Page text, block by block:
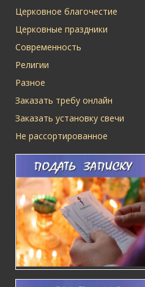
Церковное благочестие
Церковные праздники
Современность
Религии
Разное
Заказать требу онлайн
Заказать установку свечи
Не рассортированное